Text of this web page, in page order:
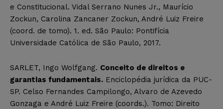
e Constitucional. Vidal Serrano Nunes Jr., Maurício
Zockun, Carolina Zancaner Zockun, André Luiz Freire
(coord. de tomo). 1. ed. São Paulo: Pontifícia
Universidade Católica de São Paulo, 2017.
SARLET, Ingo Wolfgang. Conceito de direitos e
garantias fundamentais. Enciclopédia jurídica da PUC-
SP. Celso Fernandes Campilongo, Alvaro de Azevedo
Gonzaga e André Luiz Freire (coords.). Tomo: Direito